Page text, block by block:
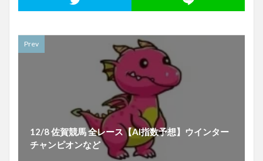
Prev
12/8 佐賀競馬 全レース【AI指数予想】ウインター
チャンピオンなど